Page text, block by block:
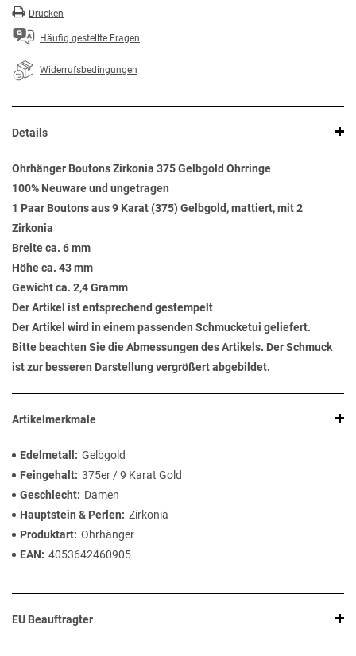
Drucken
Häufig gestellte Fragen
Widerrufsbedingungen
Details
Ohrhänger Boutons Zirkonia 375 Gelbgold Ohrringe
100% Neuware und ungetragen
1 Paar Boutons aus 9 Karat (375) Gelbgold, mattiert, mit 2
Zirkonia
Breite ca. 6 mm
Höhe ca. 43 mm
Gewicht ca. 2,4 Gramm
Der Artikel ist entsprechend gestempelt
Der Artikel wird in einem passenden Schmucketui geliefert.
Bitte beachten Sie die Abmessungen des Artikels. Der Schmuck
ist zur besseren Darstellung vergrößert abgebildet.
Artikelmerkmale
Edelmetall
Gelbgold
Feingehalt 375er / 9 Karat Gold
Geschlecht
Damen
Hauptstein & Perlen
Zirkonia
Produktart Ohrhänger
EAN
4053642460905
EU Beauftragter